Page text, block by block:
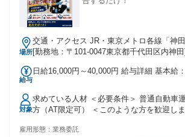
場所
交通・アクセス JR・東京メトロ各線「神
[勤務地：〒101-0047東京都千代田区内神田]
給与
日給16,000円～40,000円 給与詳細 基本給
家族手当金額：なし 全員に一律で支払われ
額：なし
対象
求めている人材 ＜必要条件＞ 普通自動車
方（AT限定可） ＜このような方を歓迎します！＞ ◇未経験か
作業員などの経験を活かしてステップアッ
雇用形態： 業務委託